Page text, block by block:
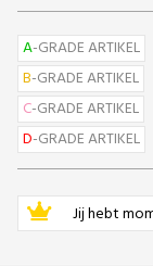
A-GRADE ARTIKEL
B-GRADE ARTIKEL
C-GRADE ARTIKEL
D-GRADE ARTIKEL
Jij hebt